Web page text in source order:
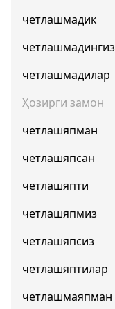
четлашмадик
четлашмадингиз
четлашмадилар
Ҳозирги замон
четлашяпман
четлашяпсан
четлашяпти
четлашяпмиз
четлашяпсиз
четлашяптилар
четлашмаяпман